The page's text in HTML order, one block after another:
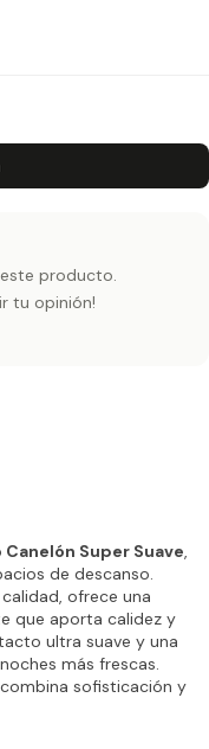
producto.
tu opinión!
Super Suave,
de descanso.
ofrece una
que aporta calidez y
ultra suave y una
más frescas.
sofisticación y